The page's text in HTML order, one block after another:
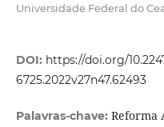
Universidade Federal do
DOI: https://doi.org/
6725.2022v27n47.62493
Palavras-chave: Reforma